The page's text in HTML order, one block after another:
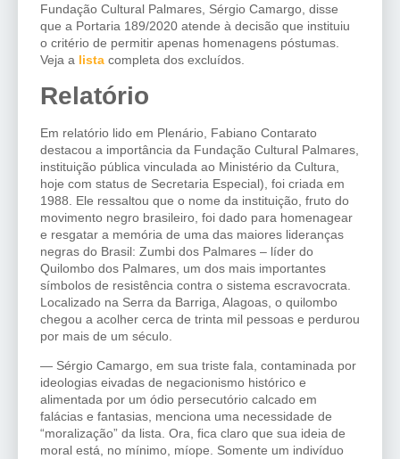
Fundação Cultural Palmares, Sérgio Camargo, disse
que a Portaria 189/2020 atende à decisão que instituiu
o critério de permitir apenas homenagens póstumas.
Veja a lista completa dos excluídos.
Relatório
Em relatório lido em Plenário, Fabiano Contarato
destacou a importância da Fundação Cultural Palmares,
instituição pública vinculada ao Ministério da Cultura,
hoje com status de Secretaria Especial), foi criada em
1988. Ele ressaltou que o nome da instituição, fruto do
movimento negro brasileiro, foi dado para homenagear
e resgatar a memória de uma das maiores lideranças
negras do Brasil: Zumbi dos Palmares – líder do
Quilombo dos Palmares, um dos mais importantes
símbolos de resistência contra o sistema escravocrata.
Localizado na Serra da Barriga, Alagoas, o quilombo
chegou a acolher cerca de trinta mil pessoas e perdurou
por mais de um século.
— Sérgio Camargo, em sua triste fala, contaminada por
ideologias eivadas de negacionismo histórico e
alimentada por um ódio persecutório calcado em
falácias e fantasias, menciona uma necessidade de
“moralização” da lista. Ora, fica claro que sua ideia de
moral está, no mínimo, míope. Somente um indivíduo